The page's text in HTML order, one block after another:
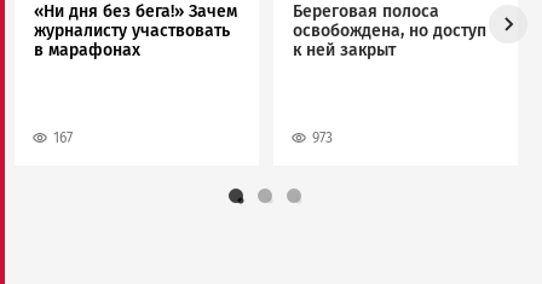
«Ни дня без бега!» Зачем
журналисту участвовать
в марафонах
167
Береговая полоса
освобождена, но доступ
к ней закрыт
973